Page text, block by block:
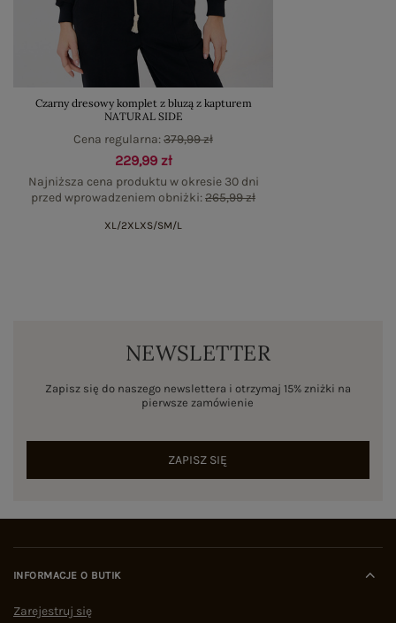
Czarny dresowy komplet z bluzą z kapturem
NATURAL SIDE
229,99 zł
Najniższa cena produktu w okresie 30 dni
przed wprowadzeniem obniżki:265,99 zł
Cena regularna:379,99 zł
XL/2XL XS/SM/L
NEWSLETTER
Zapisz się do naszego newslettera i otrzymaj 15% zniżki na
pierwsze zamówienie
ZAPISZ SIĘ
INFORMACJE O BUTIK
Zarejestruj się